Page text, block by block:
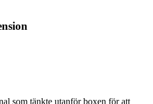
som tänkte utanför boxen för att